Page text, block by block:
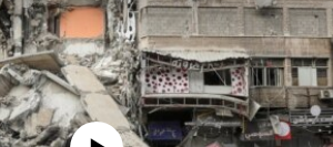
source currently available